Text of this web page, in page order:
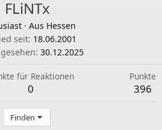
FLiNTx
· Aus Hessen
seit 18.06.2001
30.12.2025
für Reaktionen
0
Punkte
396
Finden